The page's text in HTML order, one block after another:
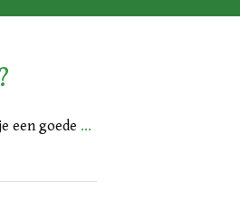
een goede ...